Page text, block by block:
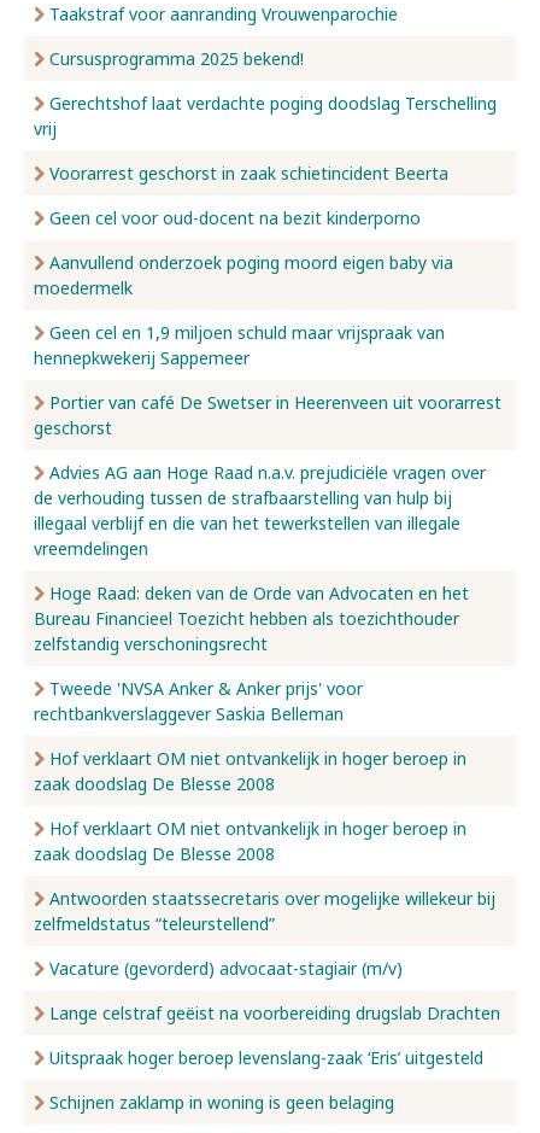
Taakstraf voor aanranding Vrouwenparochie
Cursusprogramma 2025 bekend!
Gerechtshof laat verdachte poging doodslag Terschelling
vrij
Voorarrest geschorst in zaak schietincident Beerta
Geen cel voor oud-docent na bezit kinderporno
Aanvullend onderzoek poging moord eigen baby via
moedermelk
Geen cel en 1,9 miljoen schuld maar vrijspraak van
hennepkwekerij Sappemeer
Portier van café De Swetser in Heerenveen uit voorarrest
geschorst
Advies AG aan Hoge Raad n.a.v. prejudiciële vragen over
de verhouding tussen de strafbaarstelling van hulp bij
illegaal verblijf en die van het tewerkstellen van illegale
vreemdelingen
Hoge Raad: deken van de Orde van Advocaten en het
Bureau Financieel Toezicht hebben als toezichthouder
zelfstandig verschoningsrecht
Tweede 'NVSA Anker & Anker prijs' voor
rechtbankverslaggever Saskia Belleman
Hof verklaart OM niet ontvankelijk in hoger beroep in
zaak doodslag De Blesse 2008
Hof verklaart OM niet ontvankelijk in hoger beroep in
zaak doodslag De Blesse 2008
Antwoorden staatssecretaris over mogelijke willekeur bij
zelfmeldstatus “teleurstellend”
Vacature (gevorderd) advocaat-stagiair (m/v)
Lange celstraf geëist na voorbereiding drugslab Drachten
Uitspraak hoger beroep levenslang-zaak ‘Eris’ uitgesteld
Schijnen zaklamp in woning is geen belaging